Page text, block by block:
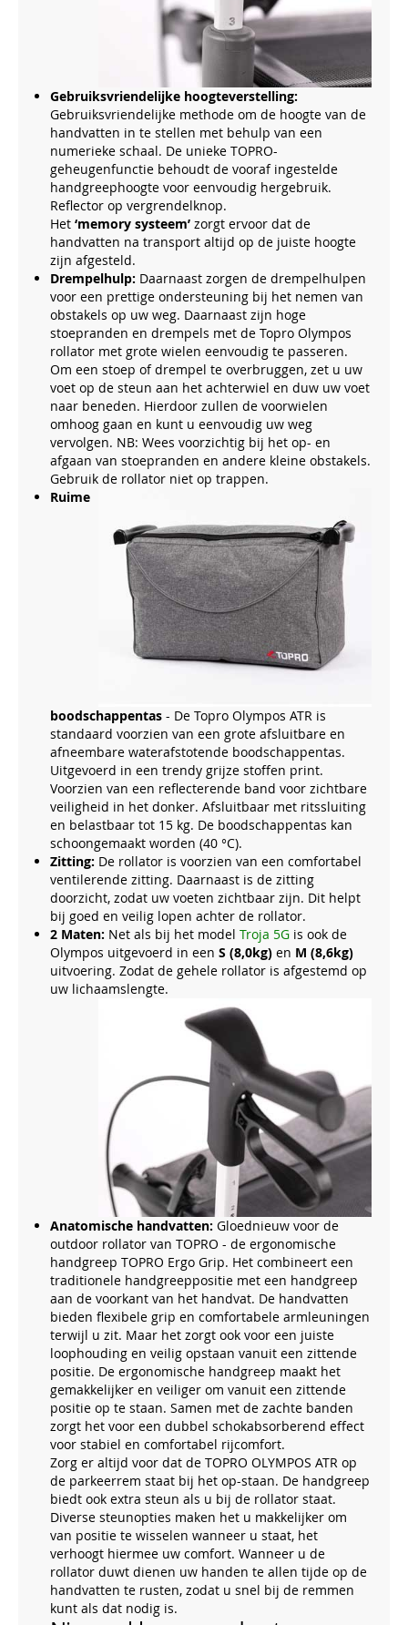
Gebruiksvriendelijke hoogteverstelling:
Gebruiksvriendelijke methode om de hoogte van de
handvatten in te stellen met behulp van een
numerieke schaal. De unieke TOPRO-
geheugenfunctie behoudt de vooraf ingestelde
handgreephoogte voor eenvoudig hergebruik.
Reflector op vergrendelknop.
Het ‘memory systeem’ zorgt ervoor dat de
handvatten na transport altijd op de juiste hoogte
zijn afgesteld.
Drempelhulp: Daarnaast zorgen de drempelhulpen
voor een prettige ondersteuning bij het nemen van
obstakels op uw weg. Daarnaast zijn hoge
stoepranden en drempels met de Topro Olympos
rollator met grote wielen eenvoudig te passeren.
Om een stoep of drempel te overbruggen, zet u uw
voet op de steun aan het achterwiel en duw uw voet
naar beneden. Hierdoor zullen de voorwielen
omhoog gaan en kunt u eenvoudig uw weg
vervolgen. NB: Wees voorzichtig bij het op- en
afgaan van stoepranden en andere kleine obstakels.
Gebruik de rollator niet op trappen.
Ruime
boodschappentas - De Topro Olympos ATR is
standaard voorzien van een grote afsluitbare en
afneembare waterafstotende boodschappentas.
Uitgevoerd in een trendy grijze stoffen print.
Voorzien van een reflecterende band voor zichtbare
veiligheid in het donker. Afsluitbaar met ritssluiting
en belastbaar tot 15 kg. De boodschappentas kan
schoongemaakt worden (40 °C).
Zitting: De rollator is voorzien van een comfortabel
ventilerende zitting. Daarnaast is de zitting
doorzicht, zodat uw voeten zichtbaar zijn. Dit helpt
bij goed en veilig lopen achter de rollator.
2 Maten: Net als bij het model Troja 5G is ook de
Olympos uitgevoerd in een S (8,0kg) en M (8,6kg)
uitvoering. Zodat de gehele rollator is afgestemd op
uw lichaamslengte.
Anatomische handvatten: Gloednieuw voor de
outdoor rollator van TOPRO - de ergonomische
handgreep TOPRO Ergo Grip. Het combineert een
traditionele handgreeppositie met een handgreep
aan de voorkant van het handvat. De handvatten
bieden flexibele grip en comfortabele armleuningen
terwijl u zit. Maar het zorgt ook voor een juiste
loophouding en veilig opstaan ​​vanuit een zittende
positie. De ergonomische handgreep maakt het
gemakkelijker en veiliger om vanuit een zittende
positie op te staan. Samen met de zachte banden
zorgt het voor een dubbel schokabsorberend effect
voor stabiel en comfortabel rijcomfort.
Zorg er altijd voor dat de TOPRO OLYMPOS ATR op
de parkeerrem staat bij het op-staan. De handgreep
biedt ook extra steun als u bij de rollator staat.
Diverse steunopties maken het u makkelijker om
van positie te wisselen wanneer u staat, het
verhoogt hiermee uw comfort. Wanneer u de
rollator duwt dienen uw handen te allen tijde op de
handvatten te rusten, zodat u snel bij de remmen
kunt als dat nodig is.